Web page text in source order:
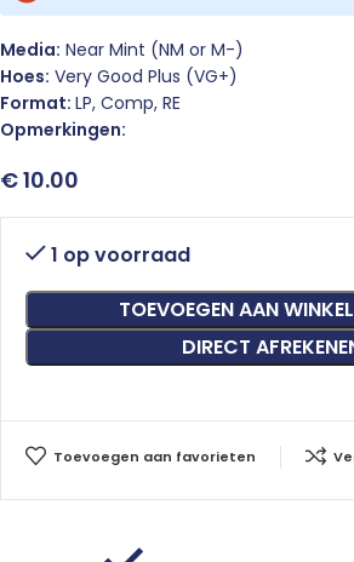
Media: Near Mint (NM or M-)
Hoes: Very Good Plus (VG+)
Format: LP, Comp, RE
Opmerkingen:
€10.00
1 op voorraad
TOEVOEGEN AAN
DIRECT
Toevoegen aan favorieten